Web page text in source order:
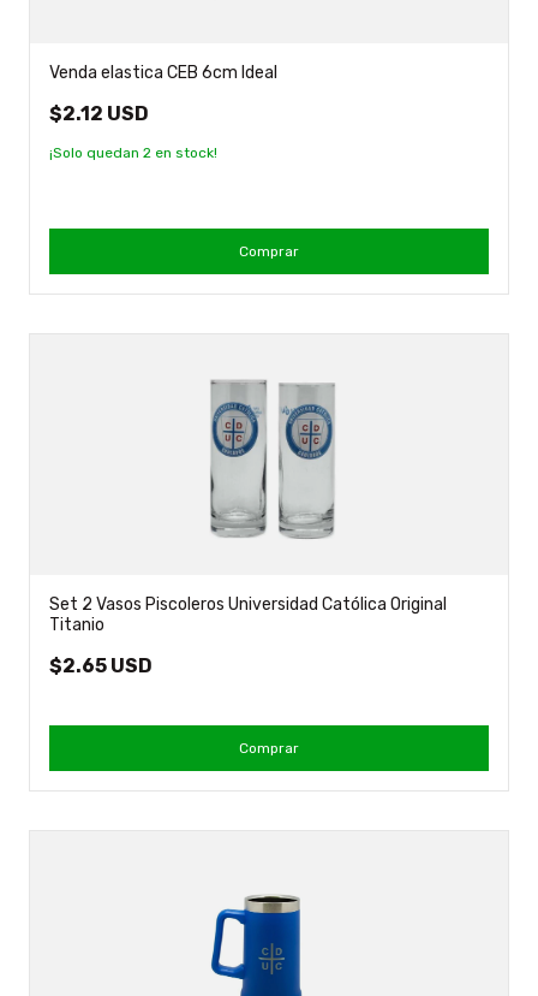
Venda elastica CEB 6cm Ideal
$2.12 USD
¡Solo quedan 2 en stock!
Comprar
Set 2 Vasos Piscoleros Universidad Católica Original
Titanio
$2.65 USD
Comprar